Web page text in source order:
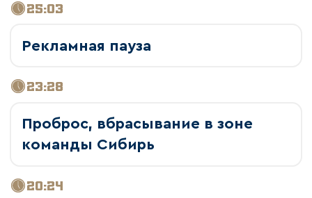
25:03
Рекламная пауза
23:28
Проброс, вбрасывание в зоне
команды Сибирь
20:24